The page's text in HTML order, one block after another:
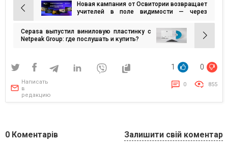
Навигация
по
записям
Новая кампания от Освитории возвращает
учителей в поле видимости — через
Cepasa выпустил виниловую пластинку с
Netpeak Group: где послушать и купить?
1 0
Написать
в
редакцию
0 855
0 Коментарів Залишити свій коментар